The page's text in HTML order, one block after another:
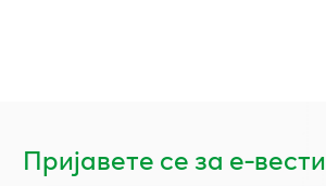
Пријавете се за е-вести